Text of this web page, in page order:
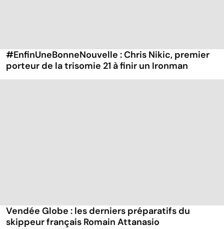
#EnfinUneBonneNouvelle : Chris Nikic, premier
porteur de la trisomie 21 à finir un Ironman
Vendée Globe : les derniers préparatifs du
skippeur français Romain Attanasio